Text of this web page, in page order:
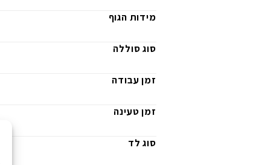
מידות הגוף
סוג סוללה
זמן עבודה
זמן טעינה
סוג לד